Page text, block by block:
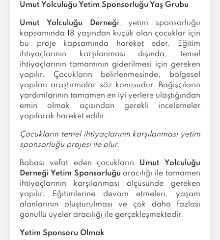
Umut Yolculuğu Yetim Sponsorluğu Yaş Grubu
Umut Yolculuğu Derneği, yetim sponsorluğu
kapsamında 18 yaşından küçük olan çocuklar için
bu proje kapsamında hareket eder. Eğitim
ihtiyaçlarının karşılanması dışında, temel
ihtiyaçlarının tamamının giderilmesi için gereken
yapılır. Çocukların belirlenmesinde, bölgesel
yapılan araştırmalar söz konusudur. Bağışçıların
yardımlarının tamamen en iyi yerlere ulaştığından
emin olmak açısından gerekli incelemeler
yapılarak hareket edilir.
Çocukların temel ihtiyaçlarının karşılanması yetim
sponsorluğu projesi ile olur.
Babası vefat eden çocukların Umut Yolculuğu
Derneği Yetim Sponsorluğu aracılığı ile tamamen
ihtiyaçlarının karşılanması ölçüsünde gereken
yapılır. Eğitimlerine devam etmeleri, yaşam
alanlarının oluşturulması ve çok daha fazlası
gönüllü üyeler aracılığı ile gerçekleşmektedir.
Yetim Sponsoru Olmak